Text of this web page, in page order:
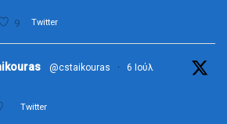
9 Twitter
@cstaikouras · 6 Ιούλ
Twitter